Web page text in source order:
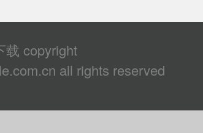
载 copyright
all rights reserved